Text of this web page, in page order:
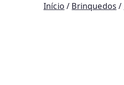
Início / Brinquedos /